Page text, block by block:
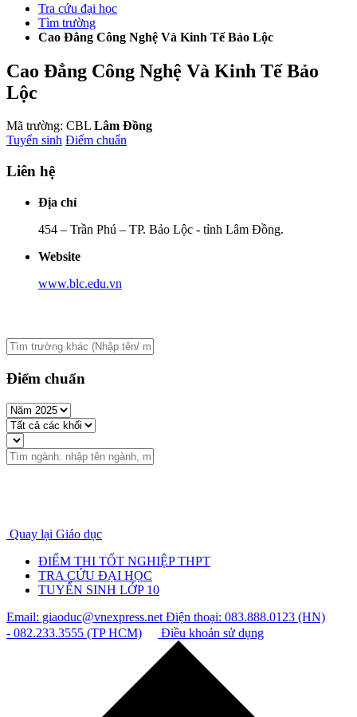
Tra cứu đại học
Tìm trường
Cao Đẳng Công Nghệ Và Kinh Tế Bảo Lộc
Cao Đẳng Công Nghệ Và Kinh Tế Bảo
Lộc
Mã trường: CBL Lâm Đồng
Tuyển sinh Điểm chuẩn
Liên hệ
Địa chỉ
454 – Trần Phú – TP. Bảo Lộc - tỉnh Lâm Đồng.
Website
www.blc.edu.vn
Điểm chuẩn
Quay lại Giáo dục
ĐIỂM THI TỐT NGHIỆP THPT
TRA CỨU ĐẠI HỌC
TUYỂN SINH LỚP 10
Email: giaoduc@vnexpress.net Điện thoại: 083.888.0123 (HN)
- 082.233.3555 (TP HCM)
Điều khoản sử dụng